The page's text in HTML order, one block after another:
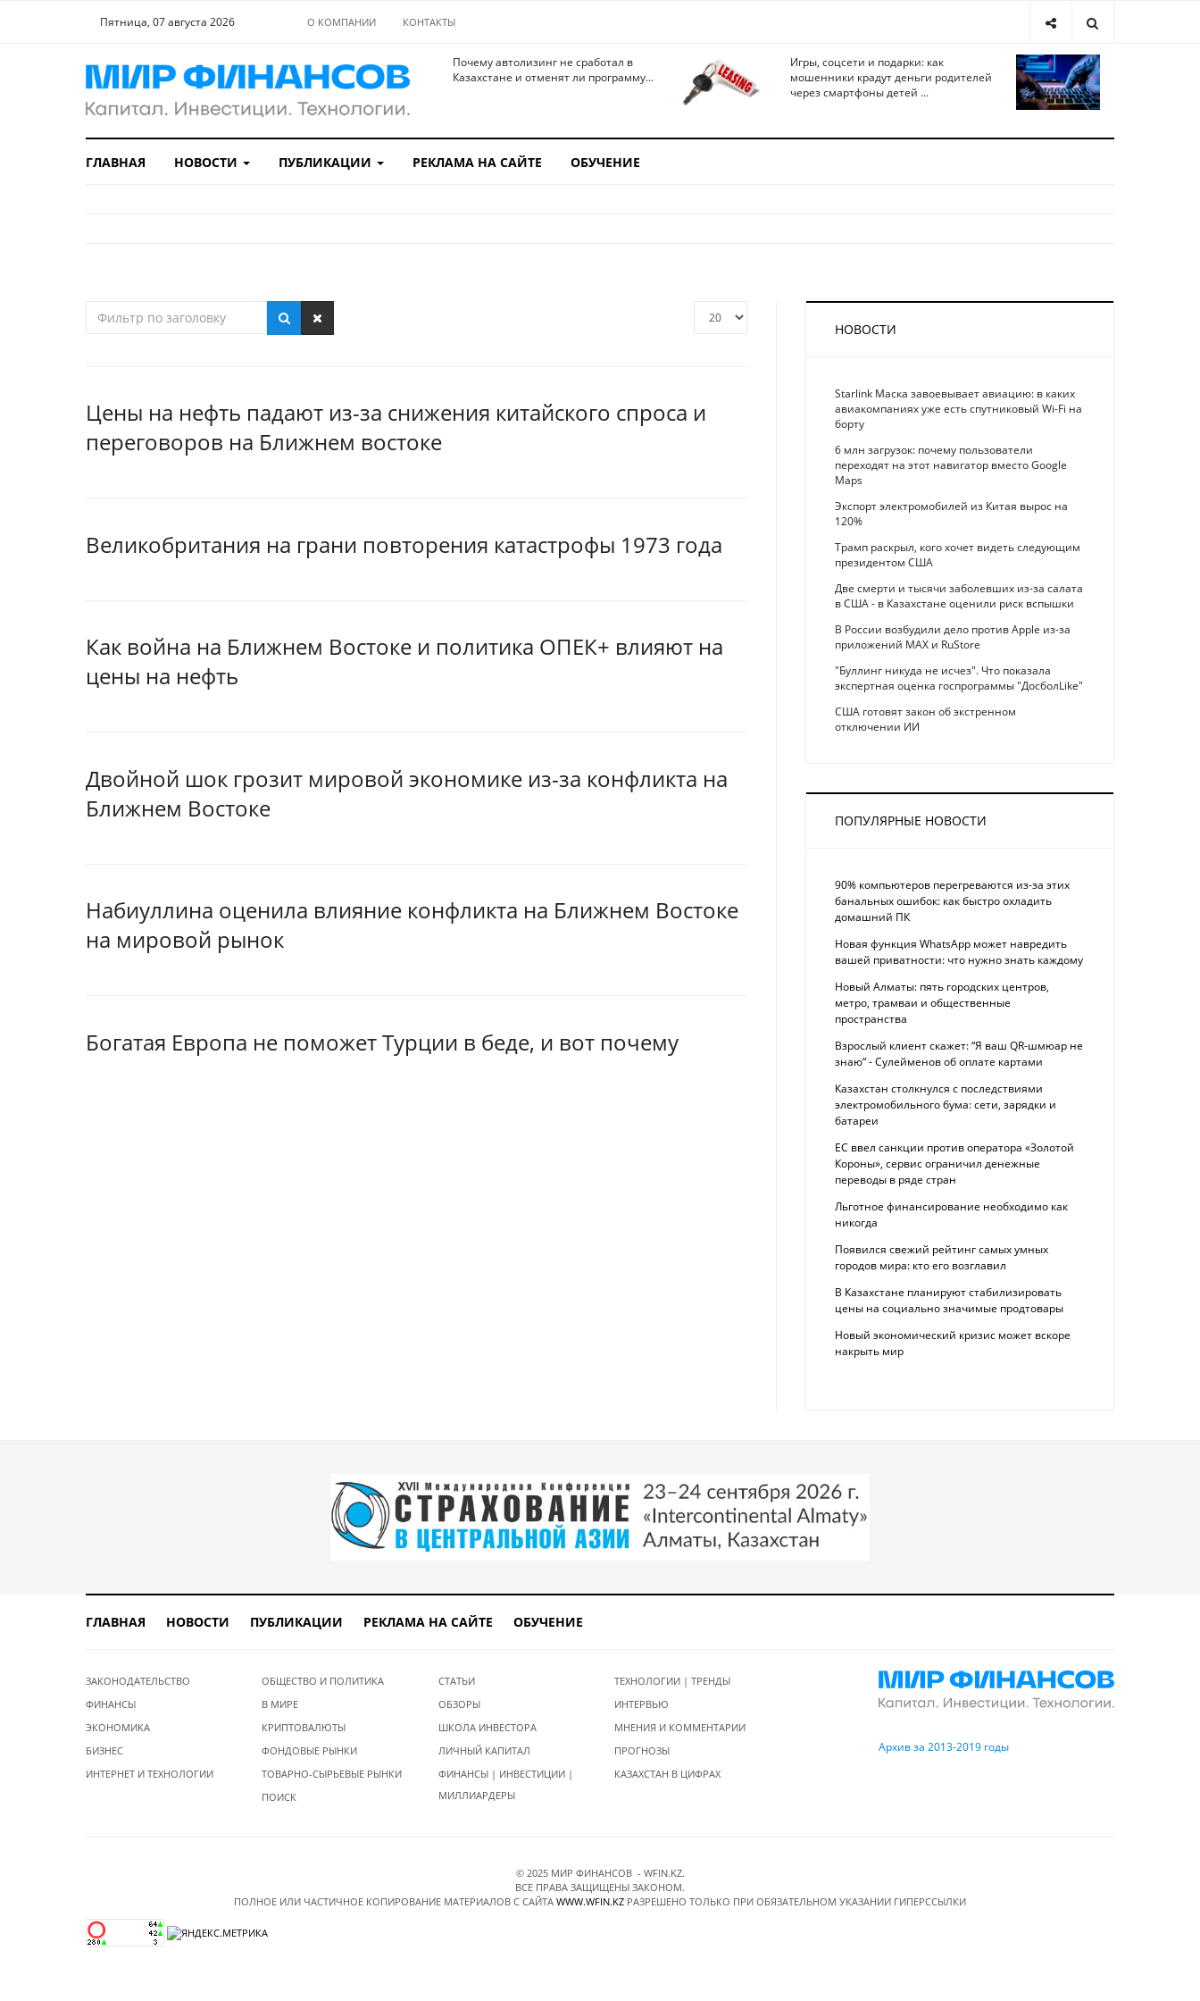
Пятница, 07 августа 2026 О КОМПАНИИ КОНТАКТЫ
Почему автолизинг не сработал в
Казахстане и отменят ли программу...
Игры, соцсети и подарки: как
мошенники крадут деньги родителей
через смартфоны детей ...
ГЛАВНАЯ НОВОСТИ ПУБЛИКАЦИИ РЕКЛАМА НА САЙТЕ ОБУЧЕНИЕ
Цены на нефть падают из-за снижения китайского спроса и
переговоров на Ближнем востоке
Великобритания на грани повторения катастрофы 1973 года
Как война на Ближнем Востоке и политика ОПЕК+ влияют на
цены на нефть
Двойной шок грозит мировой экономике из-за конфликта на
Ближнем Востоке
Набиуллина оценила влияние конфликта на Ближнем Востоке
на мировой рынок
Богатая Европа не поможет Турции в беде, и вот почему
НОВОСТИ
Starlink Маска завоевывает авиацию: в каких
авиакомпаниях уже есть спутниковый Wi-Fi на
борту
6 млн загрузок: почему пользователи
переходят на этот навигатор вместо Google
Maps
Экспорт электромобилей из Китая вырос на
120%
Трамп раскрыл, кого хочет видеть следующим
президентом США
Две смерти и тысячи заболевших из-за салата
в США - в Казахстане оценили риск вспышки
В России возбудили дело против Apple из-за
приложений MAX и RuStore
"Буллинг никуда не исчез". Что показала
экспертная оценка госпрограммы "ДосболLike"
США готовят закон об экстренном
отключении ИИ
ПОПУЛЯРНЫЕ НОВОСТИ
90% компьютеров перегреваются из-за этих
банальных ошибок: как быстро охладить
домашний ПК
Новая функция WhatsApp может навредить
вашей приватности: что нужно знать каждому
Новый Алматы: пять городских центров,
метро, трамваи и общественные
пространства
Взрослый клиент скажет: “Я ваш QR-шмюар не
знаю“ - Сулейменов об оплате картами
Казахстан столкнулся с последствиями
электромобильного бума: сети, зарядки и
батареи
ЕС ввел санкции против оператора «Золотой
Короны», сервис ограничил денежные
переводы в ряде стран
Льготное финансирование необходимо как
никогда
Появился свежий рейтинг самых умных
городов мира: кто его возглавил
В Казахстане планируют стабилизировать
цены на социально значимые продтовары
Новый экономический кризис может вскоре
накрыть мир
ГЛАВНАЯ НОВОСТИ ПУБЛИКАЦИИ РЕКЛАМА НА САЙТЕ ОБУЧЕНИЕ
ЗАКОНОДАТЕЛЬСТВО
ФИНАНСЫ
ЭКОНОМИКА
БИЗНЕС
ИНТЕРНЕТ И ТЕХНОЛОГИИ
ОБЩЕСТВО И ПОЛИТИКА
В МИРЕ
КРИПТОВАЛЮТЫ
ФОНДОВЫЕ РЫНКИ
ТОВАРНО-СЫРЬЕВЫЕ РЫНКИ
ПОИСК
СТАТЬИ
ОБЗОРЫ
ШКОЛА ИНВЕСТОРА
ЛИЧНЫЙ КАПИТАЛ
ФИНАНСЫ | ИНВЕСТИЦИИ |
МИЛЛИАРДЕРЫ
ТЕХНОЛОГИИ | ТРЕНДЫ
ИНТЕРВЬЮ
МНЕНИЯ И КОММЕНТАРИИ
ПРОГНОЗЫ
КАЗАХСТАН В ЦИФРАХ
Архив за 2013-2019 годы
© 2025 МИР ФИНАНСОВ - WFIN.KZ.
ВСЕ ПРАВА ЗАЩИЩЕНЫ ЗАКОНОМ.
ПОЛНОЕ ИЛИ ЧАСТИЧНОЕ КОПИРОВАНИЕ МАТЕРИАЛОВ C САЙТА WWW.WFIN.KZ РАЗРЕШЕНО ТОЛЬКО ПРИ ОБЯЗАТЕЛЬНОМ УКАЗАНИИ ГИПЕРССЫЛКИ